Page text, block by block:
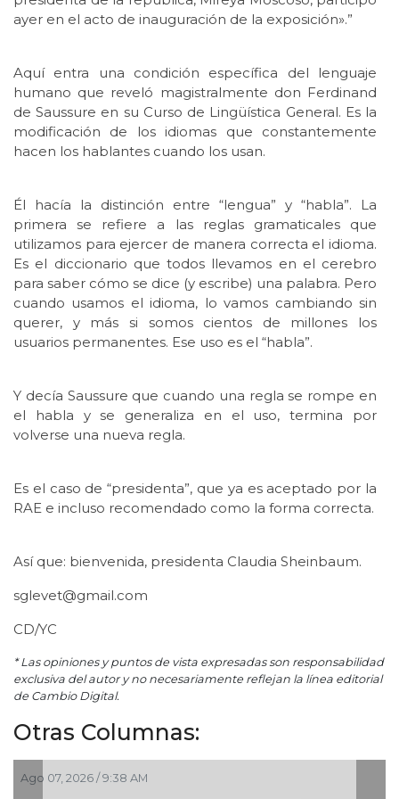
ayer en el acto de inauguración de la exposición».”
Aquí entra una condición específica del lenguaje
humano que reveló magistralmente don Ferdinand
de Saussure en su Curso de Lingüística General. Es la
modificación de los idiomas que constantemente
hacen los hablantes cuando los usan.
Él hacía la distinción entre “lengua” y “habla”. La
primera se refiere a las reglas gramaticales que
utilizamos para ejercer de manera correcta el idioma.
Es el diccionario que todos llevamos en el cerebro
para saber cómo se dice (y escribe) una palabra. Pero
cuando usamos el idioma, lo vamos cambiando sin
querer, y más si somos cientos de millones los
usuarios permanentes. Ese uso es el “habla”.
Y decía Saussure que cuando una regla se rompe en
el habla y se generaliza en el uso, termina por
volverse una nueva regla.
Es el caso de “presidenta”, que ya es aceptado por la
RAE e incluso recomendado como la forma correcta.
Así que: bienvenida, presidenta Claudia Sheinbaum.
sglevet@gmail.com
CD/YC
* Las opiniones y puntos de vista expresadas son responsabilidad
exclusiva del autor y no necesariamente reflejan la línea editorial
de Cambio Digital.
Otras Columnas:
07, 2026 / 9:38 AM